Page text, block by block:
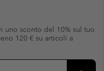
uno sconto del 10% sul tuo
120 € su articoli a